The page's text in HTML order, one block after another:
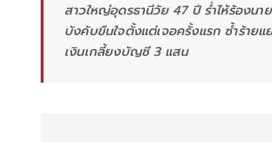
สาวใหญ่อุดรธานีวัย 47 ปี ร่ำไห้ร้องน
บังคับขืนใจตั้งแต่เจอครั้งแรก ซ้ำร้าย
เงินเกลี้ยงบัญชี 3 แสน